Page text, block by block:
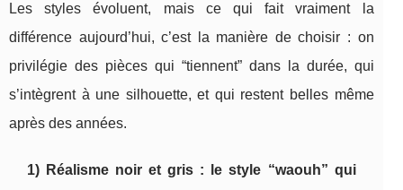
Les styles évoluent, mais ce qui fait vraiment la
différence aujourd’hui, c’est la manière de choisir : on
privilégie des pièces qui “tiennent” dans la durée, qui
s’intègrent à une silhouette, et qui restent belles même
après des années.
1) Réalisme noir et gris : le style “waouh” qui